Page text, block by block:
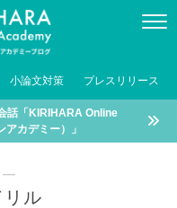
小論文対策 プレスリリース
話「KIRIHARA Online
カデミー）」
―
ル